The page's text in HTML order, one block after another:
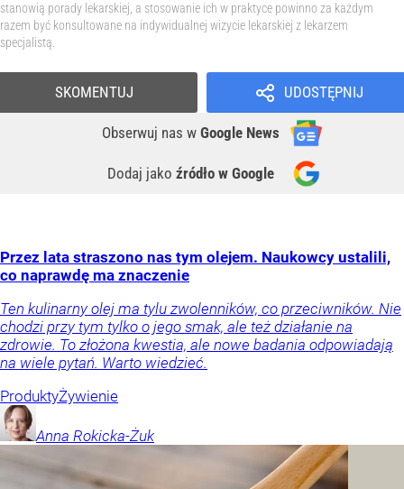
stanowią porady lekarskiej, a stosowanie ich w praktyce powinno za każdym
razem być konsultowane na indywidualnej wizycie lekarskiej z lekarzem
specjalistą.
UDOSTĘPNIJ
Obserwuj nas w Google News
Dodaj jako źródło w Google
SKOMENTUJ
Przez lata straszono nas tym olejem. Naukowcy ustalili,
co naprawdę ma znaczenie
Ten kulinarny olej ma tylu zwolenników, co przeciwników. Nie
chodzi przy tym tylko o jego smak, ale też działanie na
zdrowie. To złożona kwestia, ale nowe badania odpowiadają
na wiele pytań. Warto wiedzieć.
ProduktyŻywienie
Anna Rokicka-Żuk